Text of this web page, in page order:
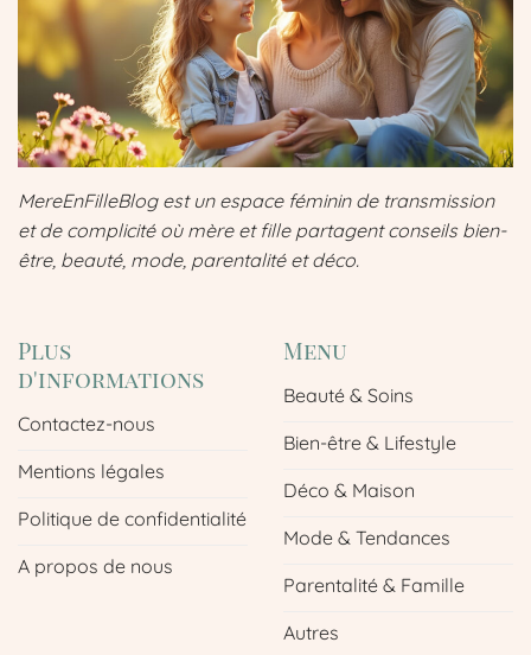
MereEnFilleBlog est un espace féminin de transmission
et de complicité où mère et fille partagent conseils bien-
être, beauté, mode, parentalité et déco.
Plus
d'informations
Contactez-nous
Mentions légales
Politique de confidentialité
A propos de nous
Menu
Beauté & Soins
Bien-être & Lifestyle
Déco & Maison
Mode & Tendances
Parentalité & Famille
Autres